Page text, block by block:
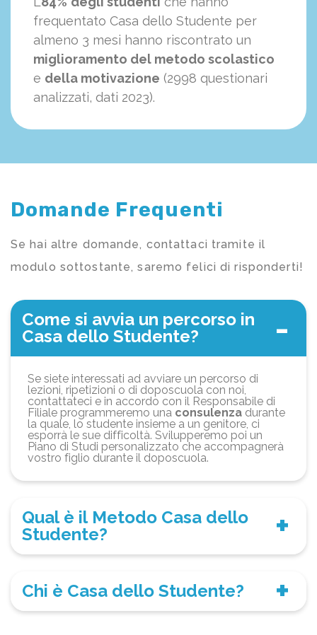
frequentato Casa dello Studente per
almeno 3 mesi hanno riscontrato un
miglioramento del metodo scolastico
e della motivazione (2998 questionari
analizzati, dati 2023).
Domande Frequenti
Se hai altre domande, contattaci tramite il
modulo sottostante, saremo felici di risponderti!
Come si avvia un percorso in
Casa dello Studente?
Se siete interessati ad avviare un percorso di
lezioni, ripetizioni o di doposcuola con noi,
contattateci e in accordo con il Responsabile di
Filiale programmeremo una consulenza durante
la quale, lo studente insieme a un genitore, ci
esporrà le sue difficoltà. Svilupperemo poi un
Piano di Studi personalizzato che accompagnerà
vostro figlio durante il doposcuola.
Qual è il Metodo Casa dello
Studente?
Chi è Casa dello Studente?